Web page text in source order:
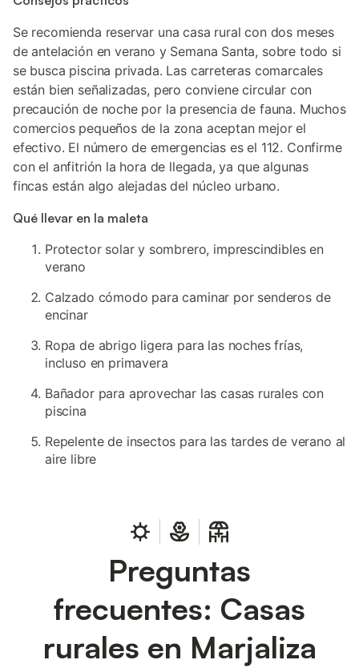
Se recomienda reservar una casa rural con dos meses
de antelación en verano y Semana Santa, sobre todo si
se busca piscina privada. Las carreteras comarcales
están bien señalizadas, pero conviene circular con
precaución de noche por la presencia de fauna. Muchos
comercios pequeños de la zona aceptan mejor el
efectivo. El número de emergencias es el 112. Confirme
con el anfitrión la hora de llegada, ya que algunas
fincas están algo alejadas del núcleo urbano.
Qué llevar en la maleta
Protector solar y sombrero, imprescindibles en
verano
Calzado cómodo para caminar por senderos de
encinar
Ropa de abrigo ligera para las noches frías,
incluso en primavera
Bañador para aprovechar las casas rurales con
piscina
Repelente de insectos para las tardes de verano al
aire libre
Preguntas
frecuentes: Casas
rurales en Marjaliza